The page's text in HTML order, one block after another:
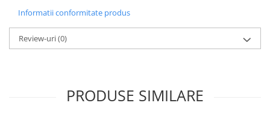
Informatii conformitate produs
Review-uri(0)
PRODUSE SIMILARE